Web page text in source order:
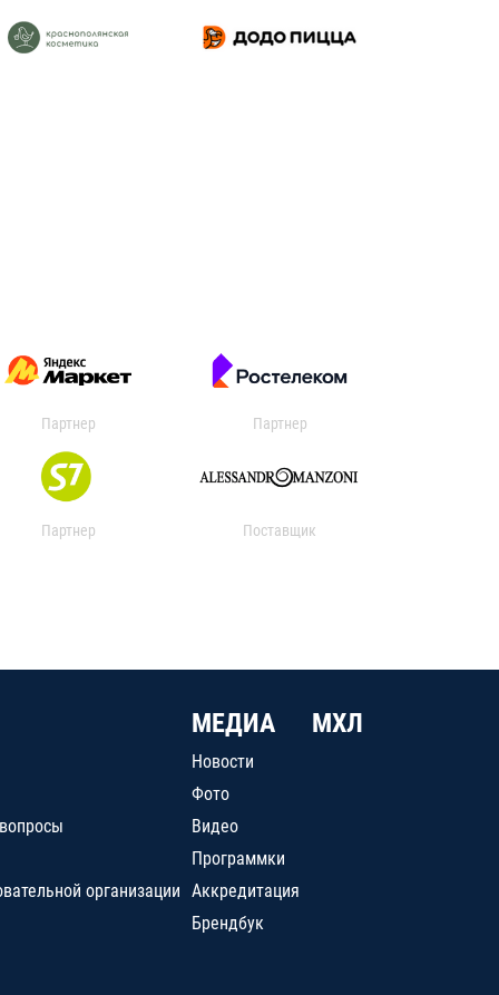
Партнер Партнер
Партнер Поставщик
организации
МЕДИА
Новости
Фото
Видео
Программки
Аккредитация
Брендбук
МХЛ